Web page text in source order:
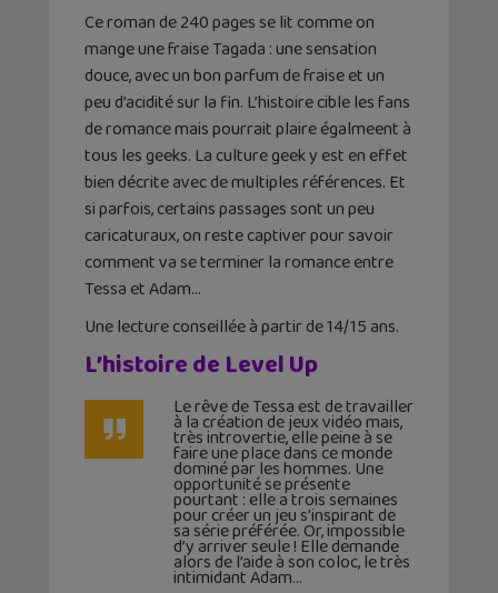
Ce roman de 240 pages se lit comme on
mange une fraise Tagada : une sensation
douce, avec un bon parfum de fraise et un
peu d’acidité sur la fin. L’histoire cible les fans
de romance mais pourrait plaire égalmeent à
tous les geeks. La culture geek y est en effet
bien décrite avec de multiples références. Et
si parfois, certains passages sont un peu
caricaturaux, on reste captiver pour savoir
comment va se terminer la romance entre
Tessa et Adam…
Une lecture conseillée à partir de 14/15 ans.
L’histoire de Level Up
Le rêve de Tessa est de travailler
à la création de jeux vidéo mais,
très introvertie, elle peine à se
faire une place dans ce monde
dominé par les hommes. Une
opportunité se présente
pourtant : elle a trois semaines
pour créer un jeu s’inspirant de
sa série préférée. Or, impossible
d’y arriver seule ! Elle demande
alors de l’aide à son coloc, le très
intimidant Adam…